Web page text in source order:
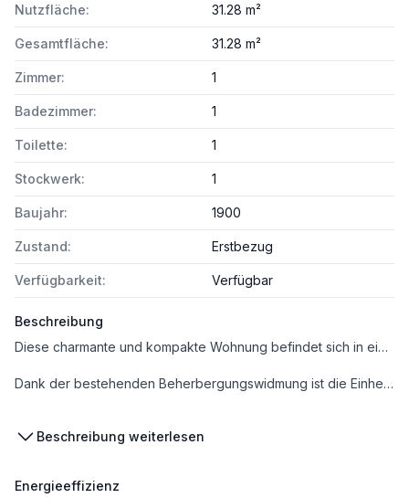
Nutzfläche: 31.28 m²
Gesamtfläche: 31.28 m²
Zimmer: 1
Badezimmer: 1
Toilette: 1
Stockwerk: 1
Baujahr: 1900
Zustand: Erstbezug
Verfügbarkeit: Verfügbar
Beschreibung
Diese charmante und kompakte Wohnung befindet sich in einem wunderschönen, modern sanierten Altbau und überzeugt durch ihre hochwertige Ausstattung.
Dank der bestehenden Beherbergungswidmung ist die Einheit für die Kurzzeitvermietung vorgesehen – ein attraktives Konzept, das dem Eigentümer stabile und überdurchschnittliche Renditen ermöglicht. Das Objekt wird derzeit bereits erfolgreich und zu sehr guten Konditionen vermietet.
Das Apartment verfügt über ein ausklappbares 1-Sitzer-Sofa mit Bettfunktion sowie ein Boxspringbett in Hotelqualität, das höchsten Schlafkomfort bietet.
Beschreibung weiterlesen
Energieeffizienz